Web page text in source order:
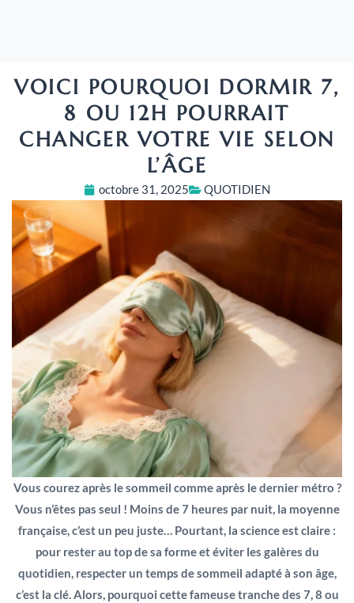
VOICI POURQUOI DORMIR 7,
8 OU 12H POURRAIT
CHANGER VOTRE VIE SELON
L’ÂGE
octobre 31, 2025 QUOTIDIEN
Vous courez après le sommeil comme après le dernier métro ?
Vous n’êtes pas seul ! Moins de 7 heures par nuit, la moyenne
française, c’est un peu juste… Pourtant, la science est claire :
pour rester au top de sa forme et éviter les galères du
quotidien, respecter un temps de sommeil adapté à son âge,
c’est la clé. Alors, pourquoi cette fameuse tranche des 7, 8 ou